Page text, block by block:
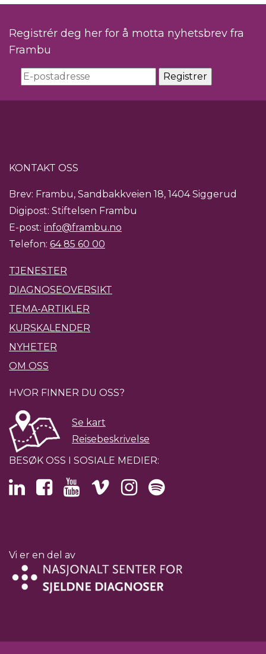
Registrér deg her for å motta nyhetsbrev fra
Frambu
KONTAKT OSS
Brev: Frambu, Sandbakkveien 18, 1404 Siggerud
Digipost: Stiftelsen Frambu
E-post: info@frambu.no
Telefon: 64 85 60 00
TJENESTER
DIAGNOSEOVERSIKT
TEMA-ARTIKLER
KURSKALENDER
NYHETER
OM OSS
HVOR FINNER DU OSS?
Se kart
Reisebeskrivelse
BESØK OSS I SOSIALE MEDIER:
Vi er en del av